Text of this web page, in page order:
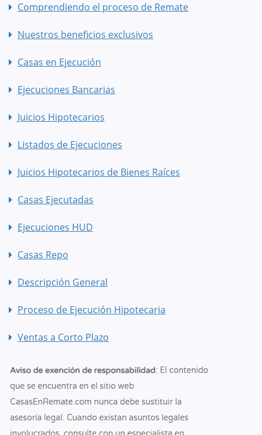
Comprendiendo el proceso de Remate
Nuestros beneficios exclusivos
Casas en Ejecución
Ejecuciones Bancarias
Juicios Hipotecarios
Listados de Ejecuciones
Juicios Hipotecarios de Bienes Raíces
Casas Ejecutadas
Ejecuciones HUD
Casas Repo
Descripción General
Proceso de Ejecución Hipotecaria
Ventas a Corto Plazo